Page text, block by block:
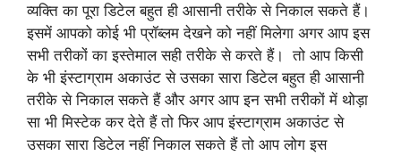
व्यक्ति का पूरा डिटेल बहुत ही आसानी तरीके से निकाल सकते हैं।
इसमें आपको कोई भी प्रॉब्लम देखने को नहीं मिलेगा अगर आप इस
सभी तरीकों का इस्तेमाल सही तरीके से करते हैं। तो आप किसी
के भी इंस्टाग्राम अकाउंट से उसका सारा डिटेल बहुत ही आसानी
तरीके से निकाल सकते हैं और अगर आप इन सभी तरीकों में थोड़ा
सा भी मिस्टेक कर देते हैं तो फिर आप इंस्टाग्राम अकाउंट से
उसका सारा डिटेल नहीं निकाल सकते हैं तो आप लोग इस